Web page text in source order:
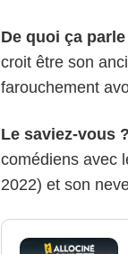
De quoi ça parle
croit être son
farouchement
Le saviez-vous ?
comédiens avec
2022) et son